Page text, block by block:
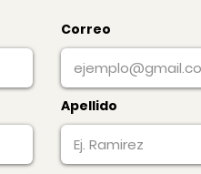
Correo
Apellido